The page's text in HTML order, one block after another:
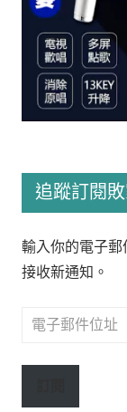
追蹤訂閱
輸入你的電子
接收新通知。
電
郵